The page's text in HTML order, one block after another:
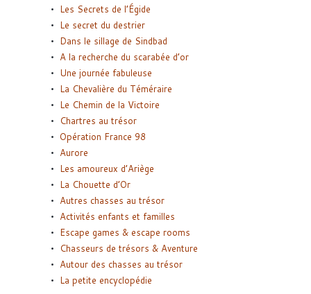
Les Secrets de l’Égide
Le secret du destrier
Dans le sillage de Sindbad
A la recherche du scarabée d’or
Une journée fabuleuse
La Chevalière du Téméraire
Le Chemin de la Victoire
Chartres au trésor
Opération France 98
Aurore
Les amoureux d’Ariège
La Chouette d’Or
Autres chasses au trésor
Activités enfants et familles
Escape games & escape rooms
Chasseurs de trésors & Aventure
Autour des chasses au trésor
La petite encyclopédie